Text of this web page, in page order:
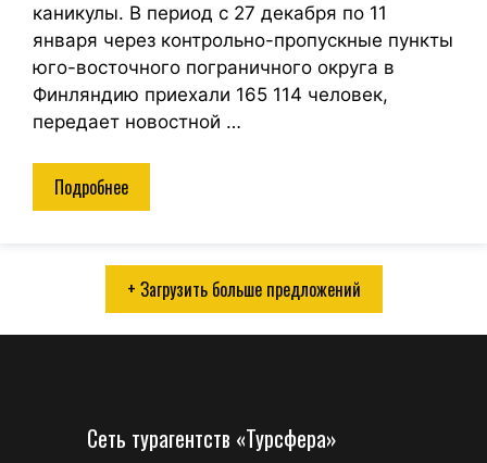
каникулы. В период с 27 декабря по 11
января через контрольно-пропускные пункты
юго-восточного пограничного округа в
Финляндию приехали 165 114 человек,
передает новостной …
Подробнее
+ Загрузить больше предложений
Сеть турагентств «Турсфера»